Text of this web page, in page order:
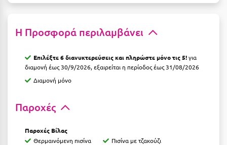
Θεσσαλονίκη
Ιεράπετρα
Ικαρία
Η Προσφορά περιλαμβάνει
Επιλέξτε 6 διανυκτερεύσεις και πληρώστε μόνο τις 5!για
διαμονή έως 30/9/2026, εξαιρείται η περίοδος έως 31/08/2026
Διαμονή μόνο
Παροχές
Παροχές Βίλας
Θερμαινόμενη πισίνα
Πισίνα με τζακούζι